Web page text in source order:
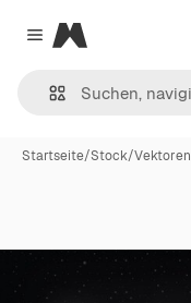
Close menu
Magnific
Startseite/Stock/Vektoren